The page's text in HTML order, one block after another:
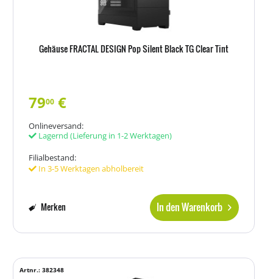
Gehäuse FRACTAL DESIGN Pop Silent Black TG Clear Tint
7900 €
Onlineversand:
Lagernd (Lieferung in 1-2 Werktagen)
Filialbestand:
In 3-5 Werktagen abholbereit
In den Warenkorb
Merken
Artnr.: 382348